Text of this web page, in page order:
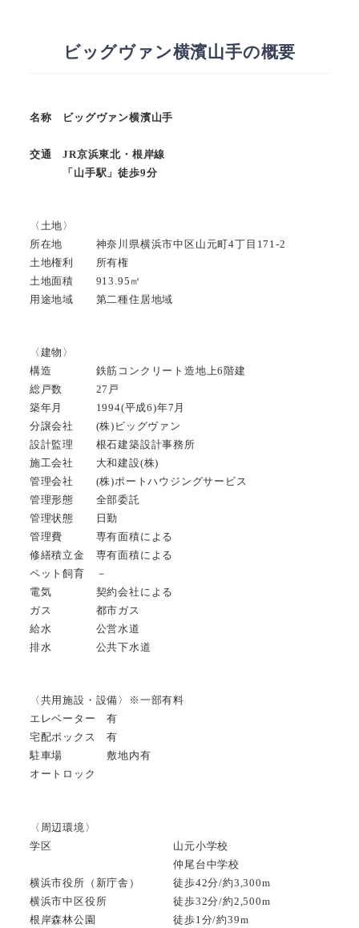
ビッグヴァン横濱山手の概要
名称 ビッグヴァン横濱山手
交通 JR京浜東北・根岸線
「山手駅」徒歩9分
〈土地〉
所在地 神奈川県横浜市中区山元町4丁目171-2
土地権利 所有権
土地面積 913.95㎡
用途地域 第二種住居地域
〈建物〉
構造 鉄筋コンクリート造地上6階建
総戸数 27戸
築年月 1994(平成6)年7月
分譲会社 (株)ビッグヴァン
設計監理 根石建築設計事務所
施工会社 大和建設(株)
管理会社 (株)ポートハウジングサービス
管理形態 全部委託
管理状態 日勤
管理費 専有面積による
修繕積立金 専有面積による
ペット飼育 －
電気 契約会社による
ガス 都市ガス
給水 公営水道
排水 公共下水道
〈共用施設・設備〉※一部有料
エレベーター 有
宅配ボックス 有
駐車場 敷地内有
オートロック
〈周辺環境〉
学区 山元小学校
仲尾台中学校
横浜市役所（新庁舎） 徒歩42分/約3,300m
横浜市中区役所 徒歩32分/約2,500m
根岸森林公園 徒歩1分/約39m